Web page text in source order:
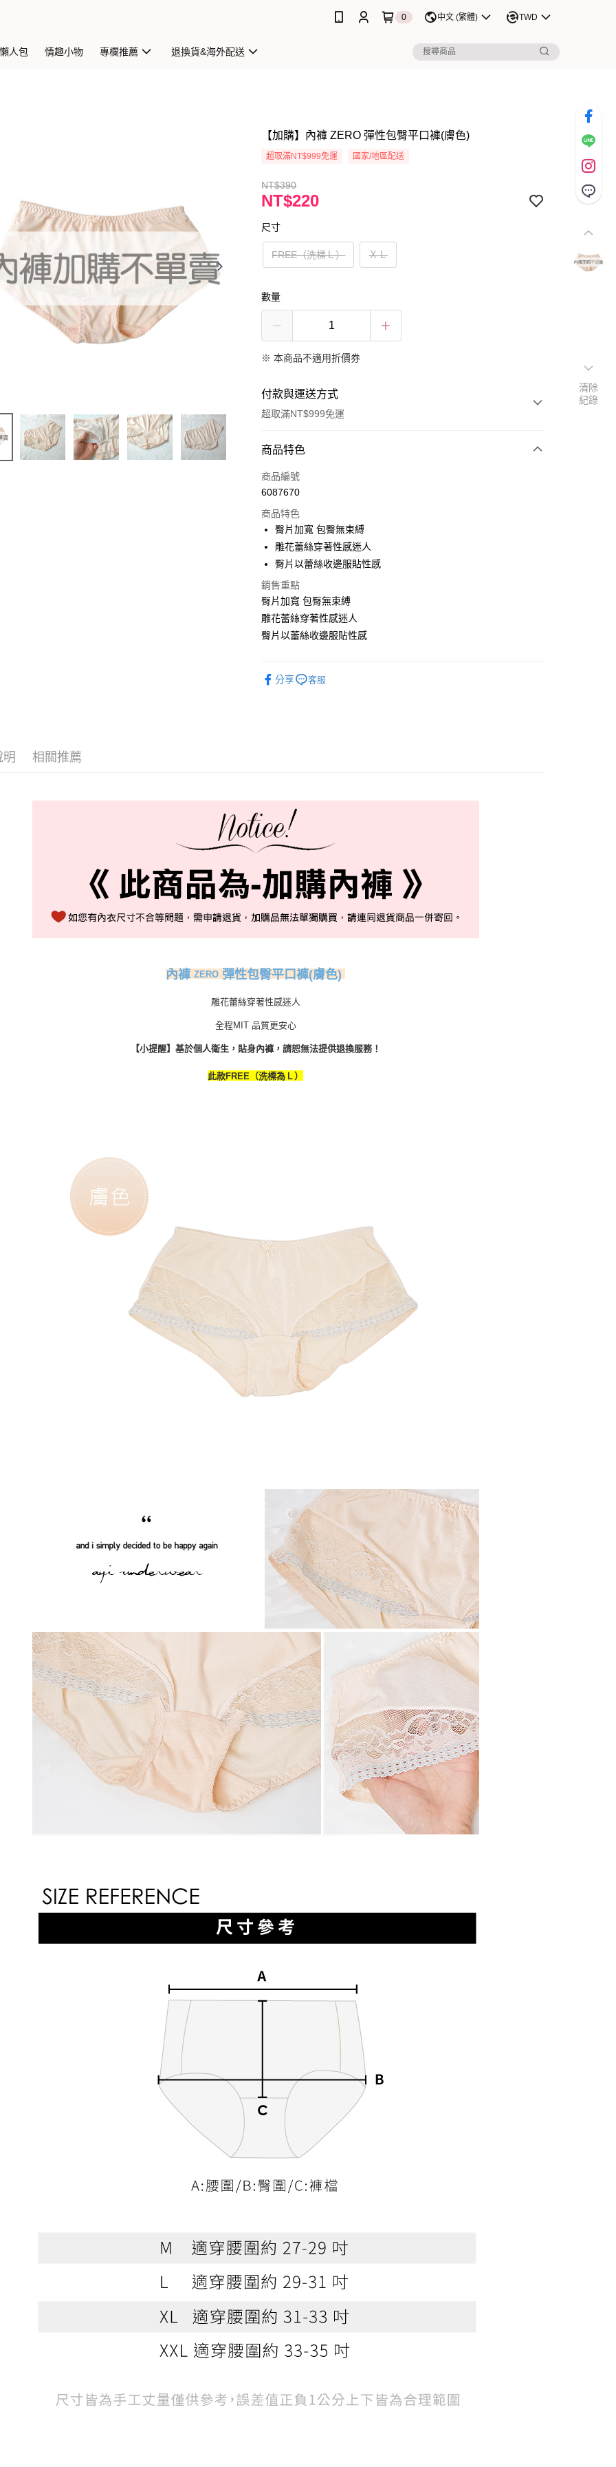
0 中文 (繁體) TWD
人包 情趣小物 專欄推薦 退換貨&海外配送
【加購】內褲 ZERO 彈性包臀平口褲(膚色)
超取滿NT$999免運 國家/地區配送
NT$390
NT$220
尺寸
FREE（洗標Ｌ） ＸＬ
數量
※ 本商品不適用折價券
付款與運送方式
超取滿NT$999免運
付款方式
信用卡一次付款
Apple Pay
ATM付款
運送方式
全家取貨付款
每筆NT$60，滿NT$999(含以上)免運費
每筆NT$60，滿NT$999(含以上)免運費
每筆NT$80，滿NT$999(含以上)免運費
國際順豐速運
商品特色
商品編號
6087670
商品特色
臀片加寬 包臀無束縛
雕花蕾絲穿著性感迷人
臀片以蕾絲收邊服貼性感
銷售重點
臀片加寬 包臀無束縛
雕花蕾絲穿著性感迷人
臀片以蕾絲收邊服貼性感
分享 客服
明 相關推薦
內褲 ZERO 彈性包臀平口褲(膚色)
雕花蕾絲穿著性感迷人
全程MIT 品質更安心
【小提醒】基於個人衛生，貼身內褲，請恕無法提供退換服務！
此款FREE（洗標為Ｌ）
清除
紀錄